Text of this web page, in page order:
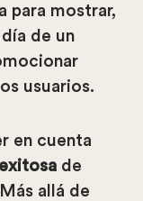
para mostrar,
de un
usuarios.
en cuenta
de
allá de